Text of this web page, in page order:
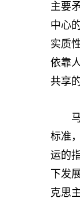
主要
中心
实质
依靠
共享
马
标准
运的
下发
克思